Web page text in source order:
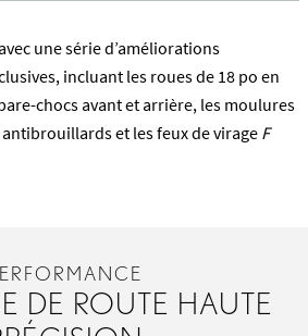
une série d’améliorations
incluant les roues de 18 po en
chocs avant et arrière, les moulures
et les feux de virage F
DE ROUTE HAUTE